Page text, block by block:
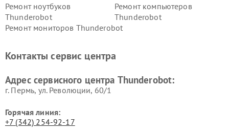
Ремонт ноутбуков
Thunderobot
Ремонт компьютеров
Thunderobot
Ремонт мониторов Thunderobot
Контакты сервис центра
Адрес сервисного центра Thunderobot:
г. Пермь, ул. ​Революции, 60/1
Горячая линия:
+7 (342) 254-92-17